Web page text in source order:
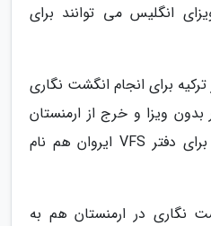
انگلیس می توانند برای
برای انجام انگشت نگاری
بدون ویزا و خرج از ارمنستان
بدون پاسپورت را می توان برای دفتر VFS ایروان هم نام
نگاری در ارمنستان هم به